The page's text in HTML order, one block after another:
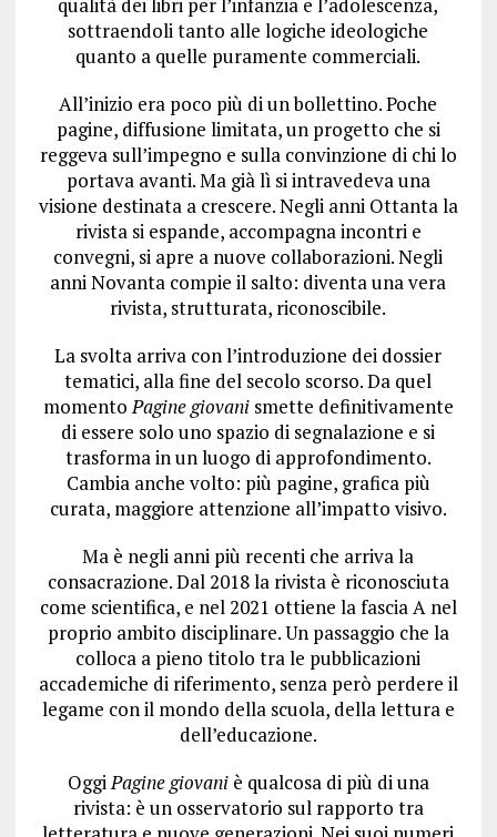
qualità dei libri per l’infanzia e l’adolescenza,
sottraendoli tanto alle logiche ideologiche
quanto a quelle puramente commerciali.
All’inizio era poco più di un bollettino. Poche
pagine, diffusione limitata, un progetto che si
reggeva sull’impegno e sulla convinzione di chi lo
portava avanti. Ma già lì si intravedeva una
visione destinata a crescere. Negli anni Ottanta la
rivista si espande, accompagna incontri e
convegni, si apre a nuove collaborazioni. Negli
anni Novanta compie il salto: diventa una vera
rivista, strutturata, riconoscibile.
La svolta arriva con l’introduzione dei dossier
tematici, alla fine del secolo scorso. Da quel
momentoPagine giovanismette definitivamente
di essere solo uno spazio di segnalazione e si
trasforma in un luogo di approfondimento.
Cambia anche volto: più pagine, grafica più
curata, maggiore attenzione all’impatto visivo.
Ma è negli anni più recenti che arriva la
consacrazione. Dal 2018 la rivista è riconosciuta
come scientifica, e nel 2021 ottiene la fascia A nel
proprio ambito disciplinare. Un passaggio che la
colloca a pieno titolo tra le pubblicazioni
accademiche di riferimento, senza però perdere il
legame con il mondo della scuola, della lettura e
dell’educazione.
OggiPagine giovaniè qualcosa di più di una
rivista: è un osservatorio sul rapporto tra